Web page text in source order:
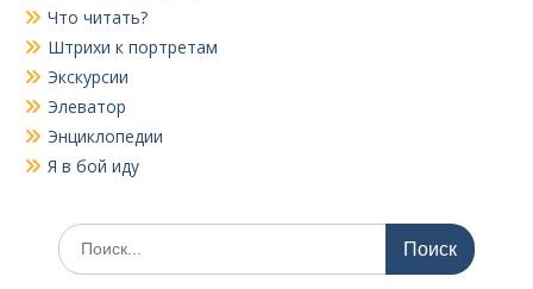
Что читать?
Штрихи к портретам
Экскурсии
Элеватор
Энциклопедии
Я в бой иду
Поиск
по: